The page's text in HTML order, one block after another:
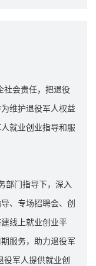
社会责任，把退役
维护退役军人权益
就业创业指导和服
部门指导下，深入
、专场招聘会、创
线上就业创业平
服务，助力退役军
役军人提供就业创